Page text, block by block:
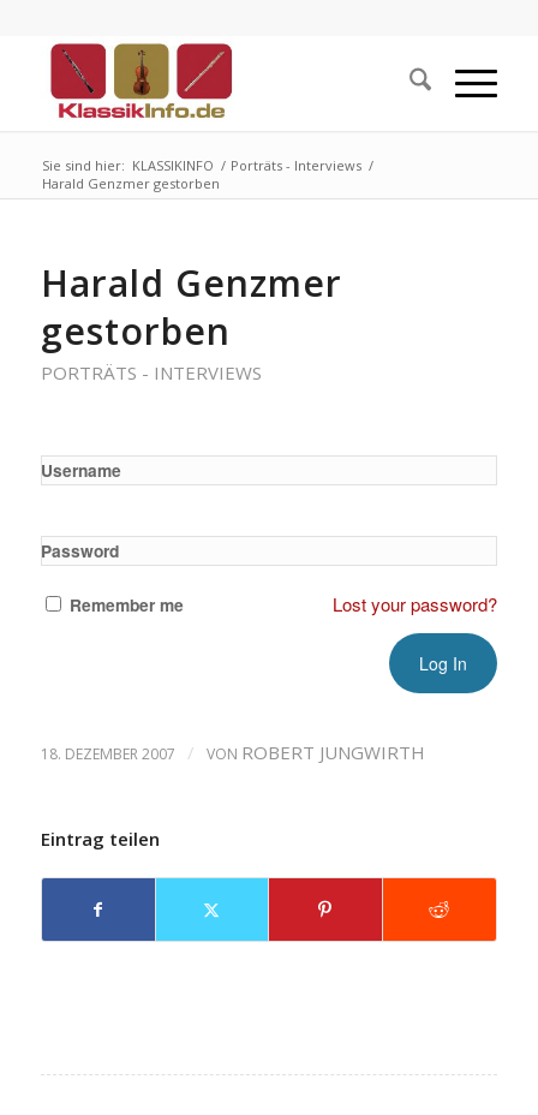
Sie sind hier: KLASSIKINFO / Porträts - Interviews /
Harald Genzmer gestorben
Harald Genzmer
gestorben
PORTRÄTS - INTERVIEWS
Username
Password
Remember me Lost your password?
18. DEZEMBER 2007 / VON ROBERT JUNGWIRTH
Eintrag teilen